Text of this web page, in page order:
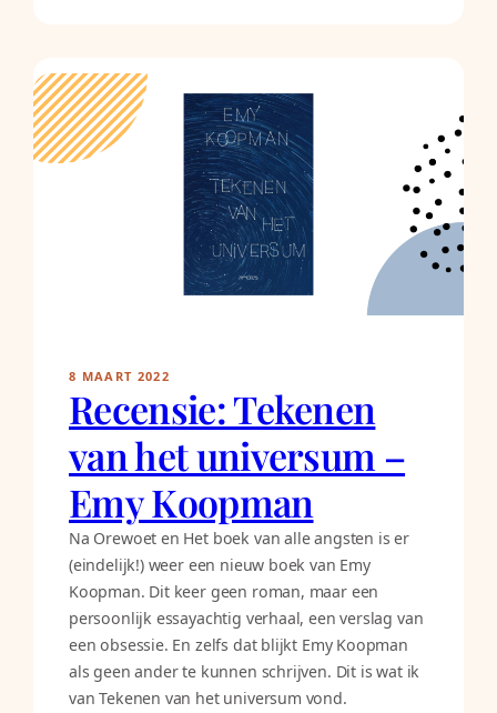
8 MAART 2022
Recensie: Tekenen
van het universum –
Emy Koopman
Na Orewoet en Het boek van alle angsten is er
(eindelijk!) weer een nieuw boek van Emy
Koopman. Dit keer geen roman, maar een
persoonlijk essayachtig verhaal, een verslag van
een obsessie. En zelfs dat blijkt Emy Koopman
als geen ander te kunnen schrijven. Dit is wat ik
van Tekenen van het universum vond.